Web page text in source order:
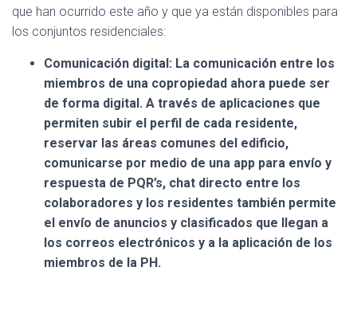
que han ocurrido este año y que ya están disponibles para
los conjuntos residenciales:
Comunicación digital: La comunicación entre los
miembros de una copropiedad ahora puede ser
de forma digital. A través de aplicaciones que
permiten subir el perfil de cada residente,
reservar las áreas comunes del edificio,
comunicarse por medio de una app para envío y
respuesta de PQR’s, chat directo entre los
colaboradores y los residentes también permite
el envío de anuncios y clasificados que llegan a
los correos electrónicos y a la aplicación de los
miembros de la PH.